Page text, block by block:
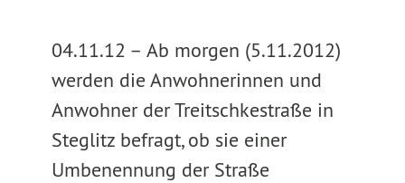
04.11.12 – Ab morgen (5.11.2012)
werden die Anwohnerinnen und
Anwohner der Treitschkestraße in
Steglitz befragt, ob sie einer
Umbenennung der Straße